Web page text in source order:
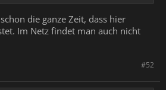
die ganze Zeit, dass hier
Im Netz findet man auch nicht
#52